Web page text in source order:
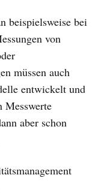
beispielsweise bei
von
müssen auch
entwickelt und
Messwerte
aber schon